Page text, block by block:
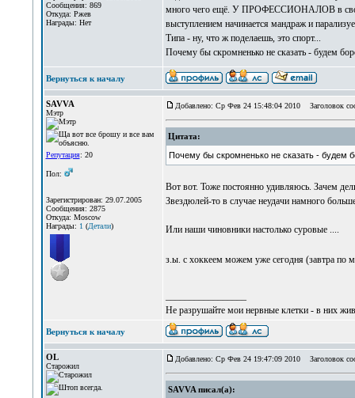
Сообщения: 869
Откуда: Ржев
Награды: Нет
много чего ещё. У ПРОФЕССИОНАЛОВ в своём
выступлением начинается мандраж и
Типа - ну, что ж поделаешь, это спорт...
Почему бы скромненько не сказать - будем
Вернуться к началу
SAVVA
Мэтр
Репутация: 20
Пол:
Зарегистрирован: 29.07.2005
Сообщения: 2875
Откуда: Moscow
Награды: 1 (Детали)
Добавлено: Ср Фев 24 15:48:04 2010 Заголовок
Цитата:
Почему бы скромненько не сказать - будем
Вот вот. Тоже постоянно удивляюсь. Зачем
Звездюлей-то в случае неудачи намного
Или наши чиновники настолько суровые ....
з.ы. с хоккеем можем уже сегодня (завтра по
Не разрушайте мои нервные клетки - в них
Вернуться к началу
OL
Старожил
Добавлено: Ср Фев 24 19:47:09 2010 Заголовок
SAVVA писал(а):